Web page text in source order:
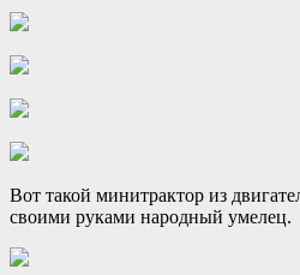
Вот такой минитрактор из
своими руками народный умелец.